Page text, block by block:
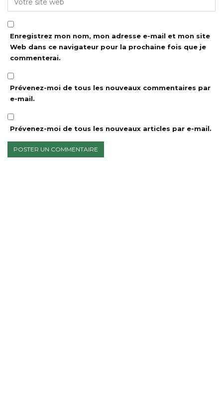
Enregistrez mon nom, mon adresse e-mail et mon site
Web dans ce navigateur pour la prochaine fois que je
commenterai.
Prévenez-moi de tous les nouveaux commentaires par
e-mail.
Prévenez-moi de tous les nouveaux articles par e-mail.